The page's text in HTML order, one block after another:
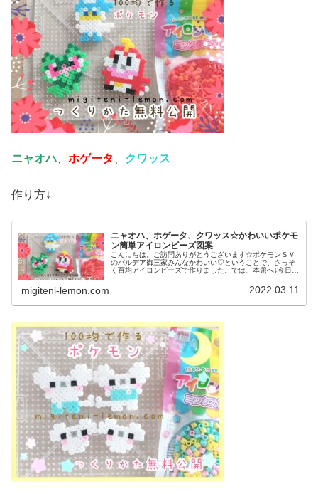
ニャオハ ホゲータ クワッス
作り方↓
ニャオハ、ホゲータ、クワッス☆かわいいポケモ
ン簡単アイロンビーズ図案
こんにちは。ご訪問ありがとうございます☆ポケモンＳＶ
のパルデア御三家みんなかわいい♡ということで、さっそ
く百均アイロンビーズで作りました。では、本題へ↓今日の
migiteni-lemon.com 2022.03.11